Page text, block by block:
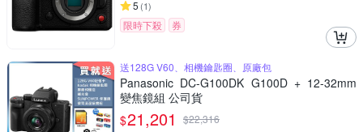
5 (1)
限時下殺 券
送128G V60、相機鑰匙圈、原廠包
Panasonic DC-G100DK G100D + 12-32mm
變焦鏡組 公司貨
$21,201 $22,316